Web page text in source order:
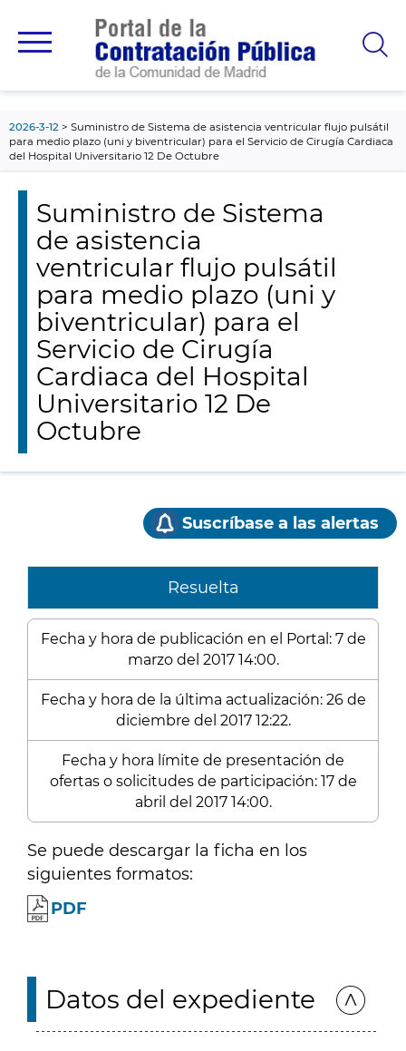
principal
2026-3-12
Suministro de Sistema de asistencia ventricular flujo pulsátil
para medio plazo (uni y biventricular) para el Servicio de Cirugía Cardiaca
del Hospital Universitario 12 De Octubre
Suministro de Sistema
de asistencia
ventricular flujo pulsátil
para medio plazo (uni y
biventricular) para el
Servicio de Cirugía
Cardiaca del Hospital
Universitario 12 De
Octubre
Suscríbase a las alertas
Resuelta
Fecha y hora de publicación en el Portal: 7 de
marzo del 2017 14:00.
Fecha y hora de la última actualización: 26 de
diciembre del 2017 12:22.
Fecha y hora límite de presentación de
ofertas o solicitudes de participación: 17 de
abril del 2017 14:00.
Se puede descargar la ficha en los
siguientes formatos:
PDF
Datos del expediente